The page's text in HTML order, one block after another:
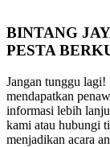
BINTANG
PESTA
Jangan tunggu
mendapatkan
informasi lebih
kami atau hubungi
menjadikan acara